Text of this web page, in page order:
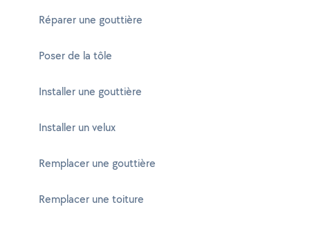
Réparer une gouttière
Poser de la tôle
Installer une gouttière
Installer un velux
Remplacer une gouttière
Remplacer une toiture